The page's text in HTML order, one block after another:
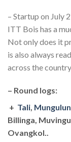
– Startup on July
ITT Bois has a
Not only does it
is also always
across the country.
Wood
providing
– Round logs:
+ Tali,
Billinga,
Ovangkol..